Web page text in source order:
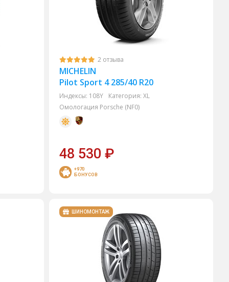
2 отзыва
MICHELIN
Pilot Sport 4 285/40 R20
Индексы: 108Y Категория: XL
Омологация Porsche (NF0)
48 530₽
+970
БОНУСОВ
ШИНОМОНТАЖ